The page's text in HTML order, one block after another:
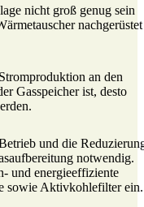
nicht groß genug sein
nachgerüstet
an den
Gasspeicher ist, desto
und die
notwendig.
und energieeffiziente
sowie Aktivkohlefilter ein.